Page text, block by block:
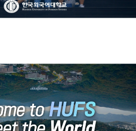
Promotional
(English)